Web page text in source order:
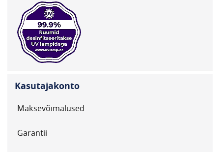
Kasutajakonto
Maksevõimalused
Garantii